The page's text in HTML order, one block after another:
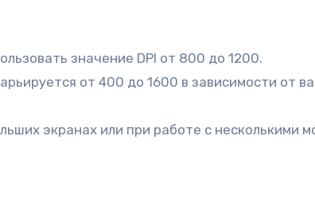
значение DPI от 800 до 1200.
от 400 до 1600 в зависимости от
экранах или при работе с несколькими